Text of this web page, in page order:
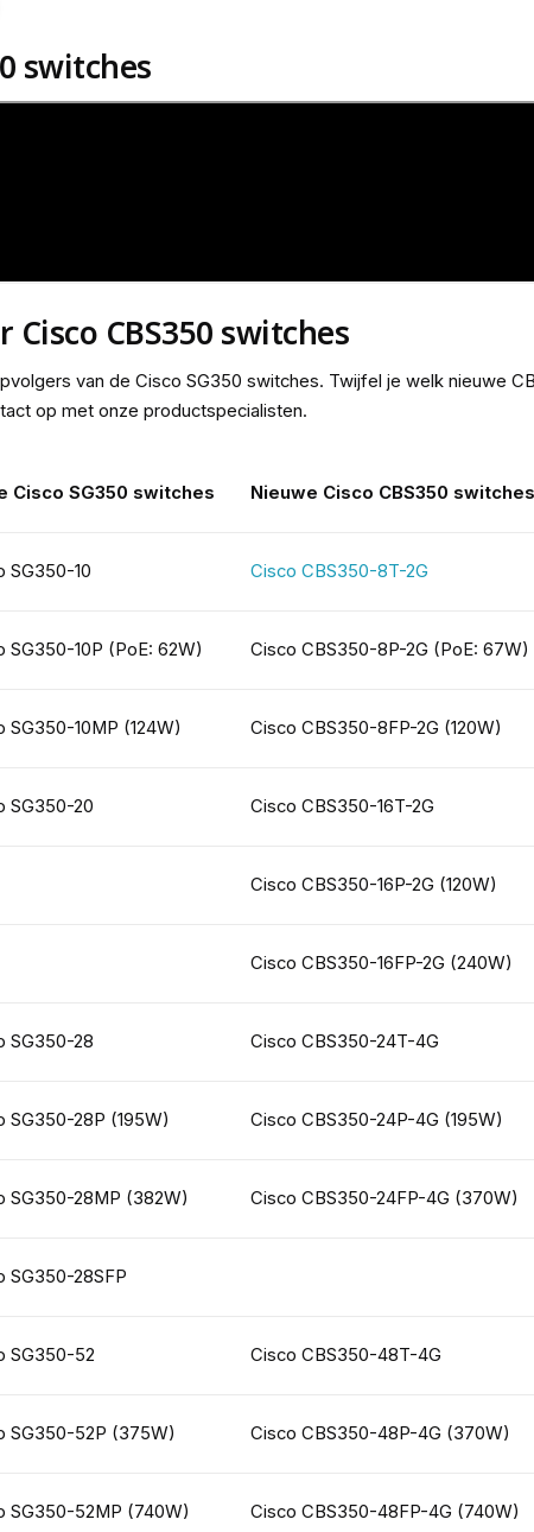
switches
Cisco CBS350 switches
van de Cisco SG350 switches. Twijfel je welk nieuwe
op met onze productspecialisten.
Cisco SG350 switches Nieuwe Cisco CBS350 switches
SG350-10 Cisco CBS350-8T-2G
SG350-10P (PoE: 62W) Cisco CBS350-8P-2G (PoE: 67W)
SG350-10MP (124W) Cisco CBS350-8FP-2G (120W)
SG350-20 Cisco CBS350-16T-2G
Cisco CBS350-16P-2G (120W)
Cisco CBS350-16FP-2G (240W)
SG350-28 Cisco CBS350-24T-4G
SG350-28P (195W) Cisco CBS350-24P-4G (195W)
SG350-28MP (382W) Cisco CBS350-24FP-4G (370W)
SG350-28SFP
SG350-52 Cisco CBS350-48T-4G
SG350-52P (375W) Cisco CBS350-48P-4G (370W)
SG350-52MP (740W) Cisco CBS350-48FP-4G (740W)